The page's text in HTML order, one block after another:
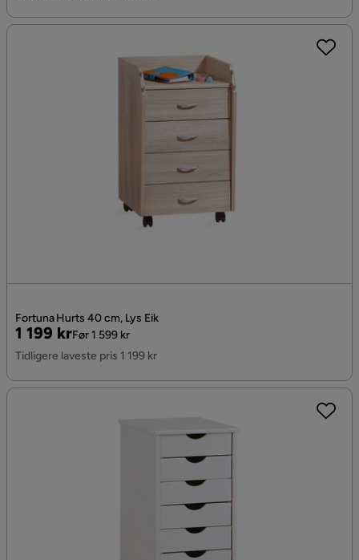
Fortuna Hurts 40 cm, Lys Eik
Pris
1 199 kr
Original
Pris
Før 1 599 kr
Tidligere laveste pris 1 199 kr